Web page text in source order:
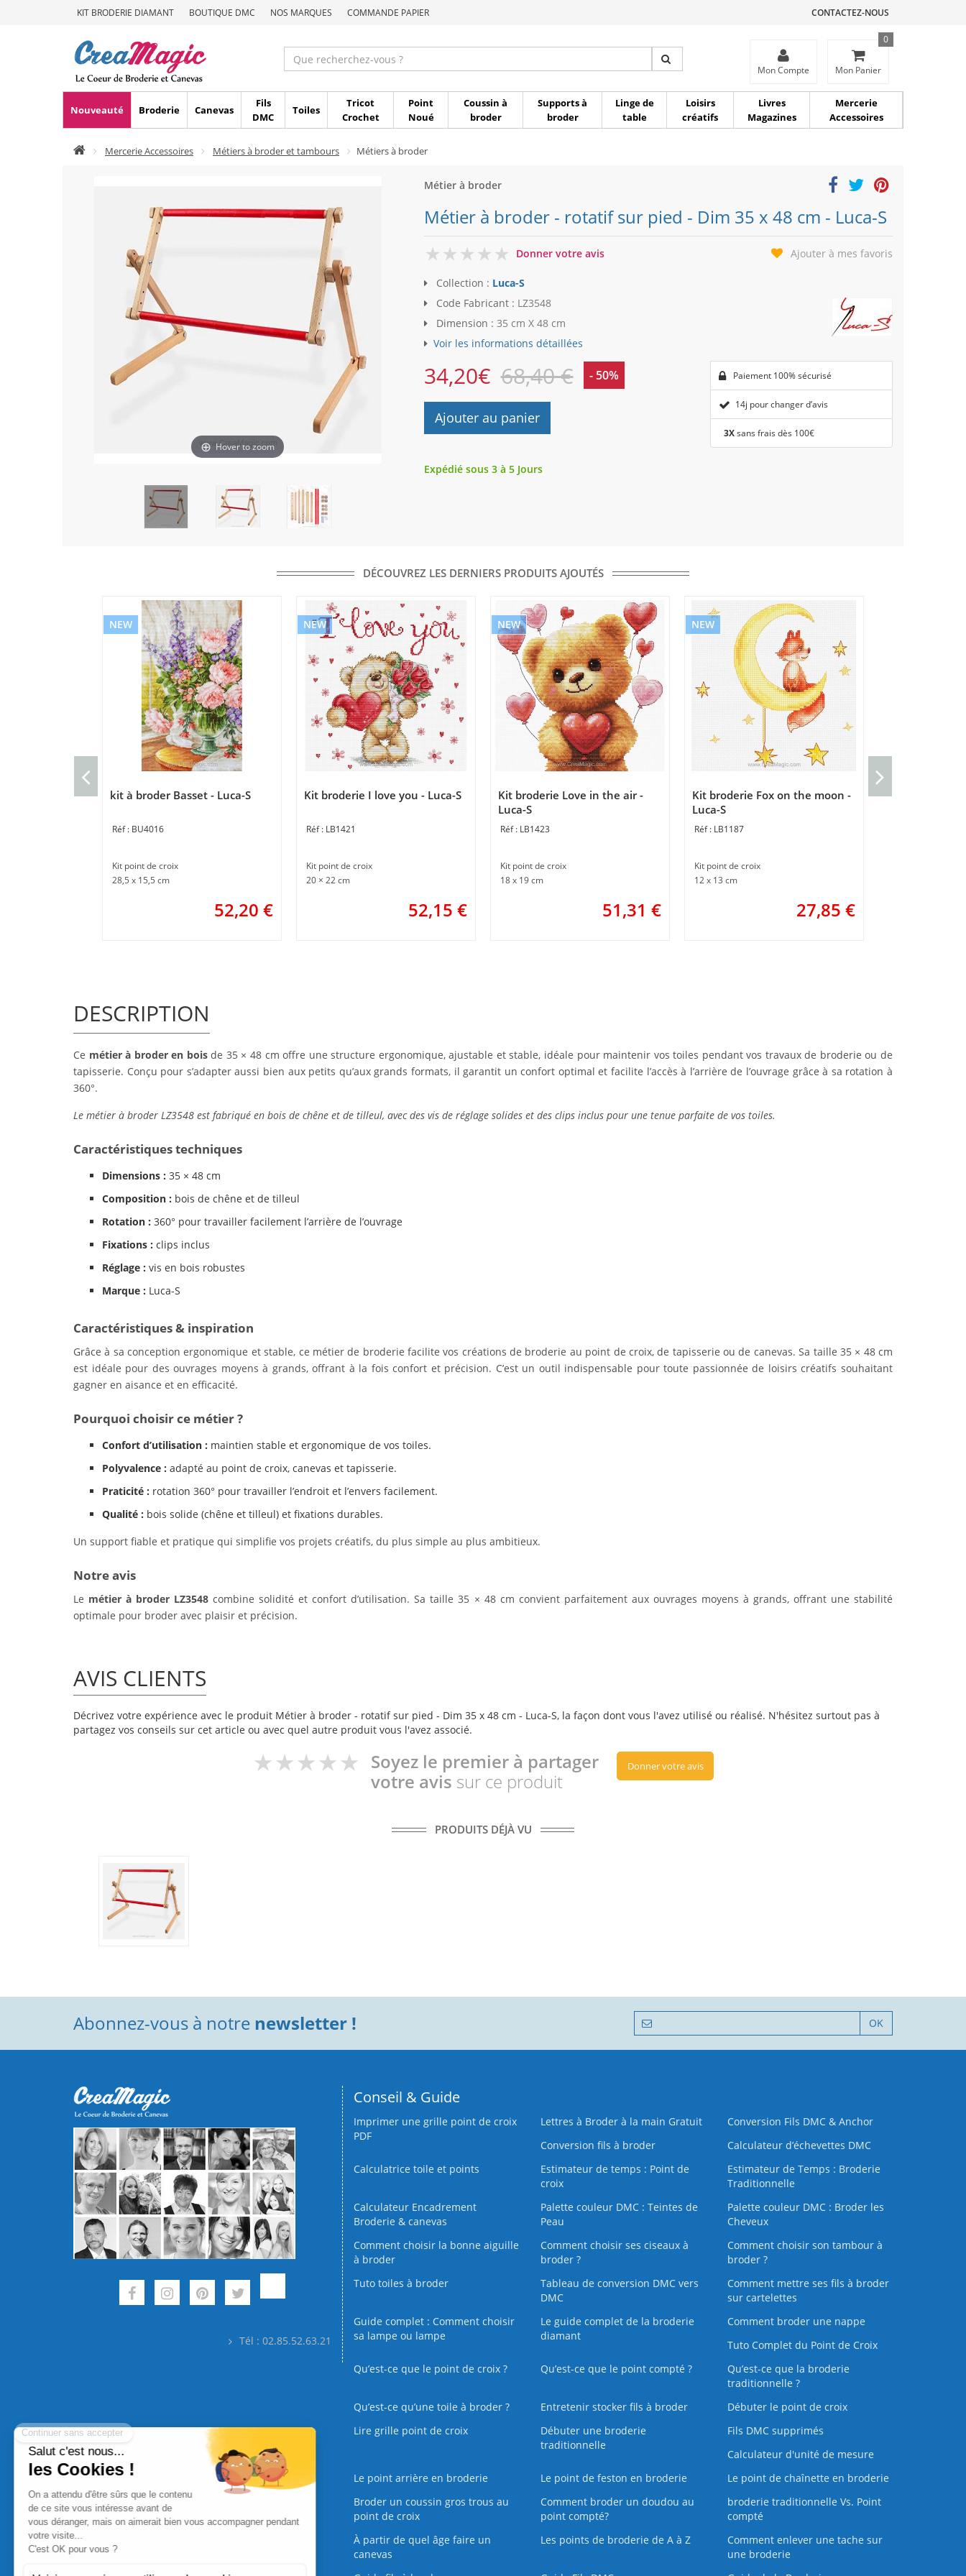
KIT BRODERIE DIAMANT BOUTIQUE DMC NOS MARQUES COMMANDE PAPIER CONTACTEZ-NOUS
Mon Compte Mon Panier
0
Nouveauté Broderie Canevas
Fils
DMC
Toiles
Tricot
Crochet
Point
Noué
Coussin à
broder
Supports à
broder
Linge de
table
Loisirs
créatifs
Livres
Magazines
Mercerie
Accessoires
Mercerie Accessoires Métiers à broder et tambours Métiers à broder
Hover to zoom
Métier à broder
Métier à broder - rotatif sur pied - Dim 35 x 48 cm - Luca-S
0
Donner votre avis Ajouter à mes favoris
Collection : Luca-S
Code Fabricant : LZ3548
Dimension : 35 cm X 48 cm
Voir les informations détaillées
34,20€ 68,40 € - 50%
Ajouter au panier
Paiement 100% sécurisé
14j pour changer d’avis
3Xsans frais dès 100€
Expédié sous 3 à 5 Jours
DÉCOUVREZ LES DERNIERS PRODUITS AJOUTÉS
NEW
kit à broder Basset - Luca-S
BU4016
Kit point de croix
28,5 x 15,5 cm
52,20 €
NEW
Kit broderie I love you - Luca-S
LB1421
Kit point de croix
20 × 22 cm
52,15 €
NEW
Kit broderie Love in the air -
Luca-S
LB1423
Kit point de croix
18 x 19 cm
51,31 €
NEW
Kit broderie Fox on the moon -
Luca-S
LB1187
Kit point de croix
12 x 13 cm
27,85 €
DESCRIPTION
Ce métier à broder en boisde 35 × 48 cm offre une structure ergonomique, ajustable et stable, idéale pour maintenir vos toiles pendant vos travaux de broderie ou de
tapisserie. Conçu pour s’adapter aussi bien aux petits qu’aux grands formats, il garantit un confort optimal et facilite l’accès à l’arrière de l’ouvrage grâce à sa rotation à
360°.
Le métier à broder LZ3548 est fabriqué en bois de chêne et de tilleul, avec des vis de réglage solides et des clips inclus pour une tenue parfaite de vos toiles.
Caractéristiques techniques
Dimensions : 35 × 48 cm
Composition : bois de chêne et de tilleul
Rotation : 360° pour travailler facilement l’arrière de l’ouvrage
Fixations : clips inclus
Réglage : vis en bois robustes
Marque : Luca-S
Caractéristiques & inspiration
Grâce à sa conception ergonomique et stable, ce métier de broderie facilite vos créations de broderie au point de croix, de tapisserie ou de canevas. Sa taille 35 × 48 cm
est idéale pour des ouvrages moyens à grands, offrant à la fois confort et précision. C’est un outil indispensable pour toute passionnée de loisirs créatifs souhaitant
gagner en aisance et en efficacité.
Pourquoi choisir ce métier ?
Confort d’utilisation : maintien stable et ergonomique de vos toiles.
Polyvalence : adapté au point de croix, canevas et tapisserie.
Praticité : rotation 360° pour travailler l’endroit et l’envers facilement.
Qualité : bois solide (chêne et tilleul) et fixations durables.
Un support fiable et pratique qui simplifie vos projets créatifs, du plus simple au plus ambitieux.
Notre avis
Le métier à broder LZ3548 combine solidité et confort d’utilisation. Sa taille 35 × 48 cm convient parfaitement aux ouvrages moyens à grands, offrant une stabilité
optimale pour broder avec plaisir et précision.
AVIS CLIENTS
Décrivez votre expérience avec le produit Métier à broder - rotatif sur pied - Dim 35 x 48 cm - Luca-S, la façon dont vous l'avez utilisé ou réalisé. N'hésitez surtout pas à
partagez vos conseils sur cet article ou avec quel autre produit vous l'avez associé.
Soyez le premier à partager
votre avis sur ce produit
Donner votre avis
PRODUITS DÉJÀ VU
Abonnez-vous à notre newsletter ! OK
Tél : 02.85.52.63.21
Conseil & Guide
Imprimer une grille point de croix
PDF
Lettres à Broder à la main Gratuit
Conversion Fils DMC & Anchor
Conversion fils à broder
Calculateur d’échevettes DMC
Calculatrice toile et points
Estimateur de temps : Point de
croix
Estimateur de Temps : Broderie
Traditionnelle
Calculateur Encadrement
Broderie & canevas
Palette couleur DMC : Teintes de
Peau
Palette couleur DMC : Broder les
Cheveux
Comment choisir la bonne aiguille
à broder
Comment choisir ses ciseaux à
broder ?
Comment choisir son tambour à
broder ?
Tuto toiles à broder
Tableau de conversion DMC vers
DMC
Comment mettre ses fils à broder
sur cartelettes
Guide complet : Comment choisir
sa lampe ou lampe
Le guide complet de la broderie
diamant
Comment broder une nappe
Tuto Complet du Point de Croix
Qu’est-ce que le point de croix ?
Qu’est-ce que le point compté ?
Qu’est-ce que la broderie
traditionnelle ?
Qu’est‑ce qu’une toile à broder ?
Entretenir stocker fils à broder
Débuter le point de croix
Lire grille point de croix
Débuter une broderie
traditionnelle
Fils DMC supprimés
Calculateur d'unité de mesure
Le point arrière en broderie
Le point de feston en broderie
Le point de chaînette en broderie
Broder un coussin gros trous au
point de croix
Comment broder un doudou au
point compté?
broderie traditionnelle Vs. Point
compté
À partir de quel âge faire un
canevas
Les points de broderie de A à Z
Comment enlever une tache sur
une broderie